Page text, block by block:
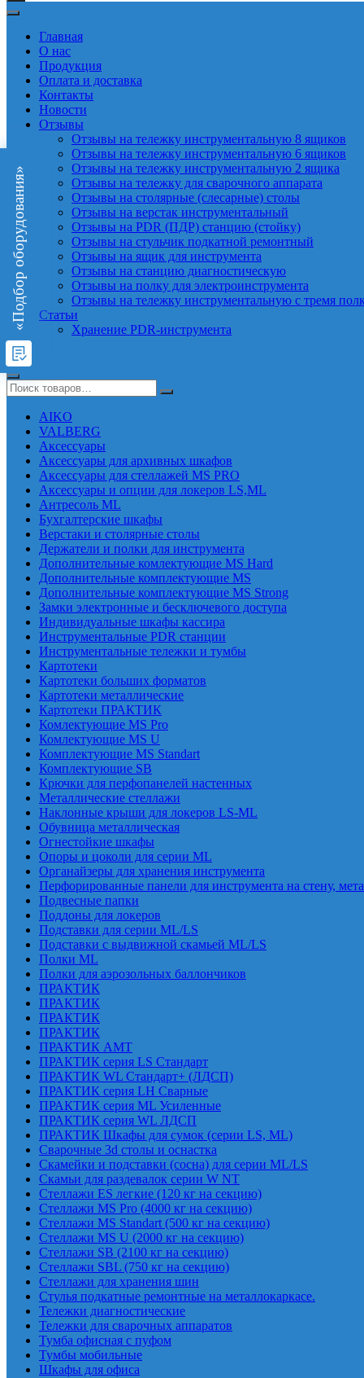
Главная
О нас
Продукция
Оплата и доставка
Контакты
Новости
Отзывы
Отзывы на тележку инструментальную 8 ящиков
Отзывы на тележку инструментальную 6 ящиков
Отзывы на тележку инструментальную 2 ящика
Отзывы на тележку для сварочного аппарата
Отзывы на столярные (слесарные) столы
Отзывы на верстак инструментальный
Отзывы на PDR (ПДР) станцию (стойку)
Отзывы на стульчик подкатной ремонтный
Отзывы на ящик для инструмента
Отзывы на станцию диагностическую
Отзывы на полку для электроинструмента
Отзывы на тележку инструментальную с тремя
Статьи
Хранение PDR-инструмента
AIKO
VALBERG
Аксессуары
Аксессуары для архивных шкафов
Аксессуары для стеллажей MS PRO
Аксессуары и опции для локеров LS,ML
Антресоль ML
Бухгалтерские шкафы
Верстаки и столярные столы
Держатели и полки для инструмента
Дополнительные комлектующие MS Hard
Дополнительные комплектующие MS
Дополнительные комплектующие MS Strong
Замки электронные и бесключевого доступа
Индивидуальные шкафы кассира
Инструментальные PDR станции
Инструментальные тележки и тумбы
Картотеки
Картотеки больших форматов
Картотеки металлические
Картотеки ПРАКТИК
Комлектующие MS Pro
Комлектующие MS U
Комплектующие MS Standart
Комплектующие SB
Крючки для перфопанелей настенных
Металлические стеллажи
Наклонные крыши для локеров LS-ML
Обувница металлическая
Огнестойкие шкафы
Опоры и цоколи для серии ML
Органайзеры для хранения инструмента
Перфорированные панели для инструмента на стену,
Подвесные папки
Поддоны для локеров
Подставки для серии ML/LS
Подставки с выдвижной скамьей ML/LS
Полки ML
Полки для аэрозольных баллончиков
ПРАКТИК
ПРАКТИК
ПРАКТИК
ПРАКТИК
ПРАКТИК AMT
ПРАКТИК cерия LS Стандарт
ПРАКТИК WL Стандарт+ (ЛДСП)
ПРАКТИК серия LH Сварные
ПРАКТИК серия ML Усиленные
ПРАКТИК серия WL ЛДСП
ПРАКТИК Шкафы для сумок (серии LS, ML)
Сварочные 3d столы и оснастка
Скамейки и подставки (сосна) для серии ML/LS
Скамьи для раздевалок серии W NT
Стеллажи ES легкие (120 кг на секцию)
Стеллажи MS Pro (4000 кг на секцию)
Стеллажи MS Standart (500 кг на секцию)
Стеллажи MS U (2000 кг на секцию)
Стеллажи SB (2100 кг на секцию)
Стеллажи SBL (750 кг на секцию)
Стеллажи для хранения шин
Стулья подкатные ремонтные на металлокаркасе.
Тележки диагностические
Тележки для сварочных аппаратов
Тумба офисная с пуфом
Тумбы мобильные
Шкафы для офиса
«Подбор оборудования»